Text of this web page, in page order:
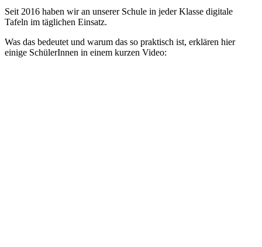
Seit 2016 haben wir an unserer Schule in jeder Klasse digitale
Tafeln im täglichen Einsatz.
Was das bedeutet und warum das so praktisch ist, erklären hier
einige SchülerInnen in einem kurzen Video: